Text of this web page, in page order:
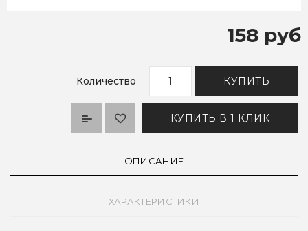
158 руб
Количество КУПИТЬ
КУПИТЬ В 1 КЛИК
ОПИСАНИЕ
ХАРАКТЕРИСТИКИ